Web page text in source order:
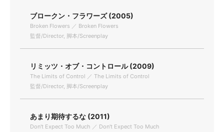
ブロークン・フラワーズ (2005)
Broken Flowers ／ Broken Flowers
監督/Director, 脚本/Screenplay
リミッツ・オブ・コントロール (2009)
The Limits of Control ／ The Limits of Control
監督/Director, 脚本/Screenplay
あまり期待するな (2011)
Don't Expect Too Much ／ Don't Expect Too Much